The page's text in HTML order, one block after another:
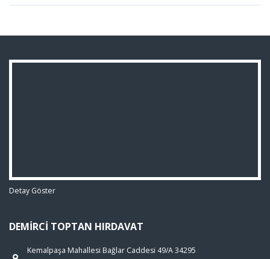
Detay Göster
DEMIRCI TOPTAN HIRDAVAT
Kemalpaşa Mahallesi Bağlar Caddesi 49/A 34295